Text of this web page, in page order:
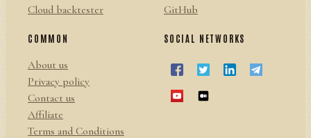
Cloud backtester
GitHub
COMMON
About us
Privacy policy
Contact us
Affiliate
Terms and Conditions
SOCIAL NETWORKS